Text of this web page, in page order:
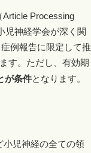
Processing
児神経学会が深く関
例報告に限定して推
す。ただし、有効期
が条件となります。
小児神経の全ての領